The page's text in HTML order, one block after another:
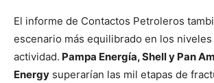
El informe de Contactos Petroleros
escenario más equilibrado en los
actividad. Pampa Energía, Shell y Pan
Energy superarían las mil etapas de